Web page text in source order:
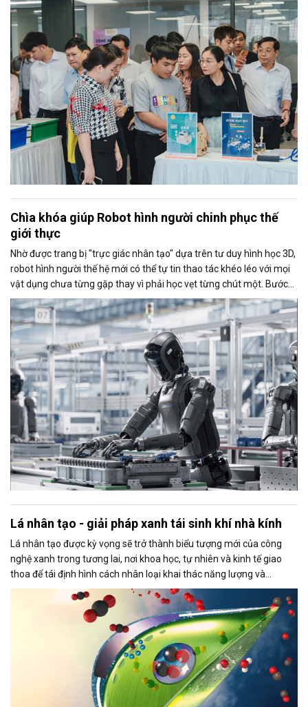
trí tuệ nhân tạo đang trở thành nền tảng cốt lõi định hình lại toàn bộ
hệ thống đào tạo.
Chìa khóa giúp Robot hình người chinh phục thế
giới thực
Nhờ được trang bị "trực giác nhân tạo" dựa trên tư duy hình học 3D,
robot hình người thế hệ mới có thể tự tin thao tác khéo léo với mọi
vật dụng chưa từng gặp thay vì phải học vẹt từng chút một. Bước
đột phá này dự kiến sẽ là chìa khoá mở toang cánh cửa đưa những
cỗ máy thông minh này bước ra khỏi phòng thí nghiệm để hòa
nhập vào đời sống con người.
Lá nhân tạo - giải pháp xanh tái sinh khí nhà kính
Lá nhân tạo được kỳ vọng sẽ trở thành biểu tượng mới của công
nghệ xanh trong tương lai, nơi khoa học, tự nhiên và kinh tế giao
thoa để tái định hình cách nhân loại khai thác năng lượng và
nguyên liệu.